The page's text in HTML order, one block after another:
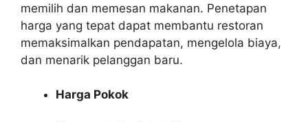
memilih dan memesan makanan. Penetapan
harga yang tepat dapat membantu restoran
memaksimalkan pendapatan, mengelola biaya,
dan menarik pelanggan baru.
Harga Pokok